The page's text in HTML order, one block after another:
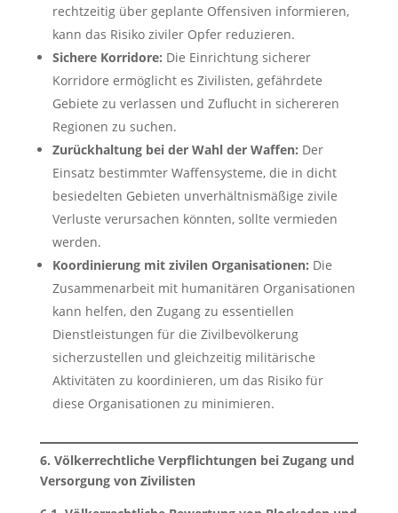
rechtzeitig über geplante Offensiven informieren,
kann das Risiko ziviler Opfer reduzieren.
Sichere Korridore: Die Einrichtung sicherer
Korridore ermöglicht es Zivilisten, gefährdete
Gebiete zu verlassen und Zuflucht in sichereren
Regionen zu suchen.
Zurückhaltung bei der Wahl der Waffen: Der
Einsatz bestimmter Waffensysteme, die in dicht
besiedelten Gebieten unverhältnismäßige zivile
Verluste verursachen könnten, sollte vermieden
werden.
Koordinierung mit zivilen Organisationen: Die
Zusammenarbeit mit humanitären Organisationen
kann helfen, den Zugang zu essentiellen
Dienstleistungen für die Zivilbevölkerung
sicherzustellen und gleichzeitig militärische
Aktivitäten zu koordinieren, um das Risiko für
diese Organisationen zu minimieren.
6. Völkerrechtliche Verpflichtungen bei Zugang und
Versorgung von Zivilisten